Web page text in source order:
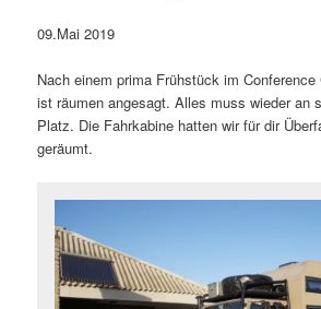
09.Mai 2019
Nach einem prima Frühstück im
ist räumen angesagt. Alles muss wieder an
Platz. Die Fahrkabine hatten wir für dir
geräumt.